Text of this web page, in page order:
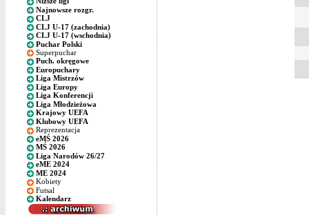
Najnowsze rozgr.
CLJ
CLJ U-17 (zachodnia)
CLJ U-17 (wschodnia)
Puchar Polski
Superpuchar
Puch. okręgowe
Europuchary
Liga Mistrzów
Liga Europy
Liga Konferencji
Liga Młodzieżowa
Krajowy UEFA
Klubowy UEFA
Reprezentacja
eMŚ 2026
MŚ 2026
Liga Narodów 26/27
eME 2024
ME 2024
Kobiety
Futsal
Kalendarz